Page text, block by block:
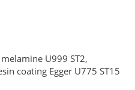
U999 ST2,
coating Egger U775 ST15